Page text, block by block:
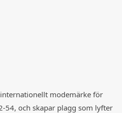
internationellt modemärke för
54, och skapar plagg som lyfter